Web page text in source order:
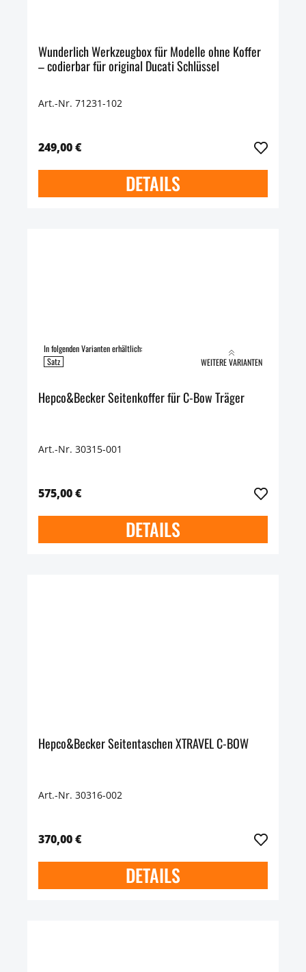
Wunderlich Werkzeugbox für Modelle ohne Koffer
– codierbar für original Ducati Schlüssel
Art.-Nr. 71231-102
249,00 €
DETAILS
In folgenden Varianten erhältlich:
Satz
WEITERE VARIANTEN
Hepco&Becker Seitenkoffer für C-Bow Träger
Art.-Nr. 30315-001
575,00 €
DETAILS
Hepco&Becker Seitentaschen XTRAVEL C-BOW
Art.-Nr. 30316-002
370,00 €
DETAILS